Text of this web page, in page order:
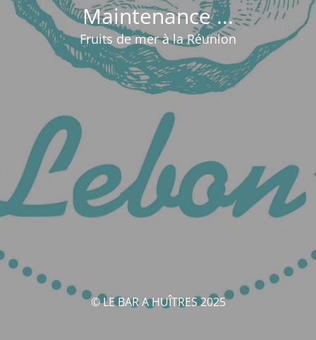
Maintenance ...
Fruits de mer à la Réunion
© LE BAR A HUÎTRES 2025